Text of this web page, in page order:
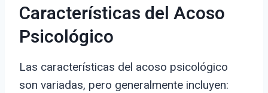
Características del Acoso
Psicológico
Las características del acoso psicológico
son variadas, pero generalmente incluyen: